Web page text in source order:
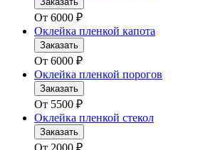
От 6000 ₽
Оклейка пленкой капота
Заказать
От 6000 ₽
Оклейка пленкой порогов
Заказать
От 5500 ₽
Оклейка пленкой стекол
Заказать